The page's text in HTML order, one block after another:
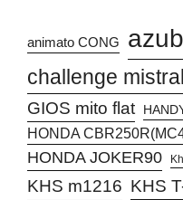
animato CONG
challenge mistral
GIOS mito flat
HONDA
HONDA JOKER90
KHS m1216 KHS